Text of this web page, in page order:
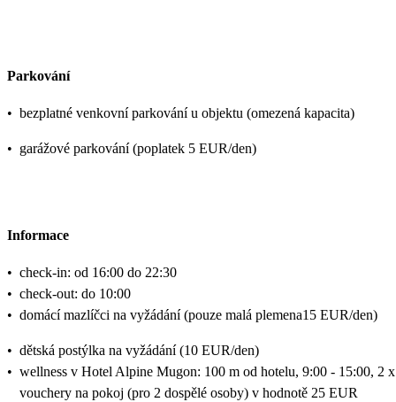
Parkování
• bezplatné venkovní parkování u objektu (omezená kapacita)
• garážové parkování (poplatek 5 EUR/den)
Informace
• check-in: od 16:00 do 22:30
• check-out: do 10:00
• domácí mazlíčci na vyžádání (pouze malá plemena15 EUR/den)
• dětská postýlka na vyžádání (10 EUR/den)
• wellness v Hotel Alpine Mugon: 100 m od hotelu, 9:00 - 15:00, 2 x
vouchery na pokoj (pro 2 dospělé osoby) v hodnotě 25 EUR